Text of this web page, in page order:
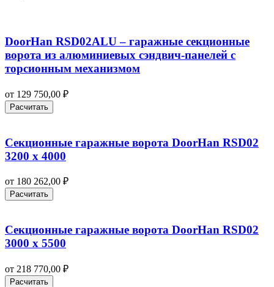
DoorHan RSD02ALU – гаражные секционные
ворота из алюминиевых сэндвич-панелей с
торсионным механизмом
от 129 750,00 ₽
Расчитать
Секционные гаражные ворота DoorHan RSD02
3200 х 4000
от 180 262,00 ₽
Расчитать
Секционные гаражные ворота DoorHan RSD02
3000 х 5500
от 218 770,00 ₽
Расчитать